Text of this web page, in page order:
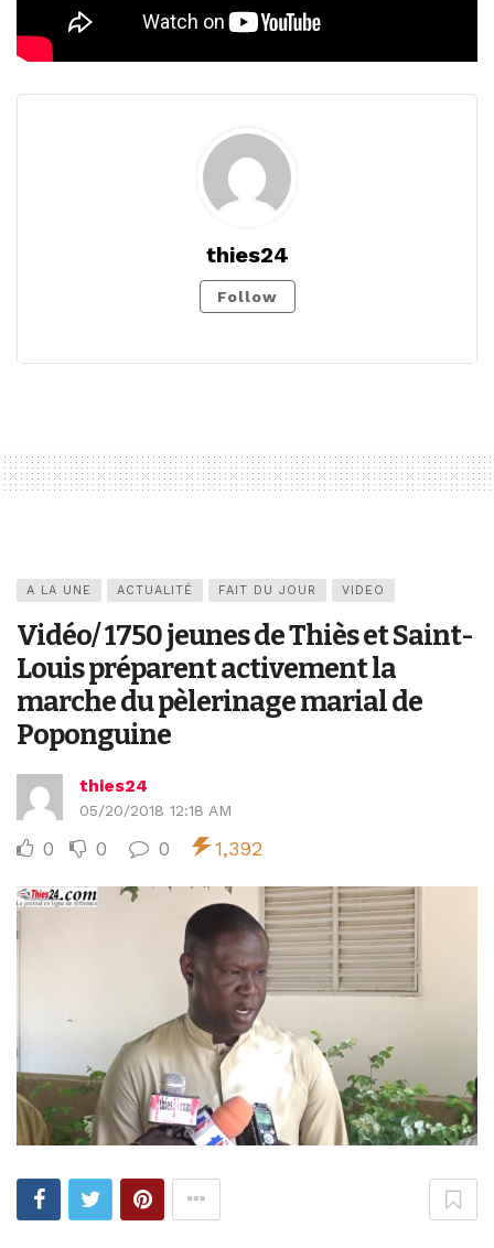
thies24
Follow
A LA UNE ACTUALITÉ FAIT DU JOUR VIDEO
Vidéo/ 1750 jeunes de Thiès et Saint-
Louis préparent activement la
marche du pèlerinage marial de
Poponguine
thies24
05/20/2018 12:18 AM
0 0 0 1,392